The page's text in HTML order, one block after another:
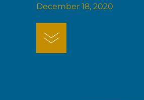
December 18, 2020